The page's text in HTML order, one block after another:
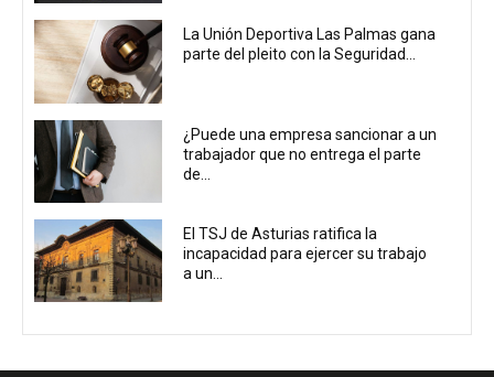
La Unión Deportiva Las Palmas gana
parte del pleito con la Seguridad...
¿Puede una empresa sancionar a un
trabajador que no entrega el parte
de...
El TSJ de Asturias ratifica la
incapacidad para ejercer su trabajo
a un...